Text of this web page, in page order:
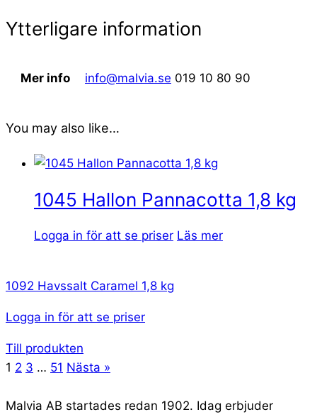
Ytterligare information
Mer info info@malvia.se 019 10 80 90
You may also like…
1045 Hallon Pannacotta 1,8 kg
Logga in för att se priser Läs mer
1092 Havssalt Caramel 1,8 kg
Logga in för att se priser
Till produkten
1 2 3 … 51 Nästa »
Malvia AB startades redan 1902. Idag erbjuder